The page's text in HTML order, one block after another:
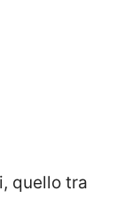
quello tra